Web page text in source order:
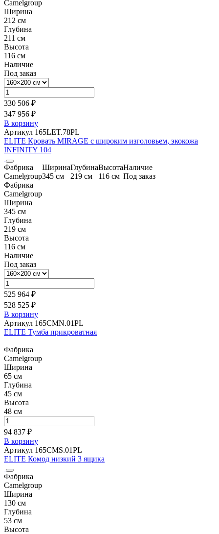
Camelgroup
Ширина
212 см
Глубина
211 см
Высота
116 см
Наличие
Под заказ
330 506 ₽
347 956 ₽
В корзину
Артикул 165LET.78PL
ELITE Кровать MIRAGE с широким изголовьем, экокожа
INFINITY 104
Фабрика
Camelgroup
Ширина
345 см
Глубина
219 см
Высота
116 см
Наличие
Под заказ
Фабрика
Camelgroup
Ширина
345 см
Глубина
219 см
Высота
116 см
Наличие
Под заказ
525 964 ₽
528 525 ₽
В корзину
Артикул 165CMN.01PL
ELITE Тумба прикроватная
Фабрика
Camelgroup
Ширина
65 см
Глубина
45 см
Высота
48 см
94 837 ₽
В корзину
Артикул 165CMS.01PL
ELITE Комод низкий 3 ящика
Фабрика
Camelgroup
Ширина
130 см
Глубина
53 см
Высота